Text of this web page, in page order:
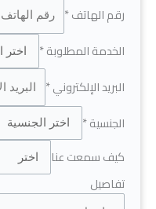
رقم الهاتف*
الخدمة المطلوبة*
البريد الإلكتروني*
الجنسية*
كيف سمعت عنا
تفاصيل